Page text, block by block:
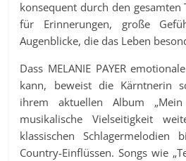
konsequent durch den gesamten
für Erinnerungen, große
Augenblicke, die das Leben
Dass MELANIE PAYER
kann, beweist die Kärntnerin
ihrem aktuellen Album
musikalische Vielseitigkeit
klassischen
Country-Einflüssen. Songs wie